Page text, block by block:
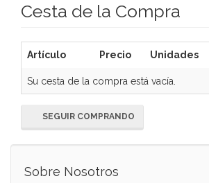
Cesta de la Compra
Artículo Precio Unidades
Su cesta de la compra está vacía.
SEGUIR COMPRANDO
Sobre Nosotros